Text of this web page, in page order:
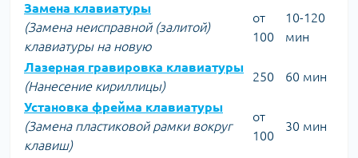
Замена клавиатуры
(Замена неисправной (залитой)
клавиатуры на новую
от
100
10-120
мин
Лазерная гравировка клавиатуры
(Нанесение кириллицы)
250 60 мин
Установка фрейма клавиатуры
(Замена пластиковой рамки вокруг
клавиш)
от
100
30 мин